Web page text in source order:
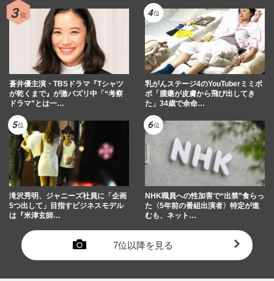
蒼井優主演・TBSドラマ『Tシャツ
が乾くまで』が激バズリ中「“考察
ドラマ”とは一…
乳がんステージ4のYouTuberミミポ
ポ「腫瘍が皮膚から飛び出してき
た」34歳で余命…
滝沢秀明、ジャニーズ社員に「企画
5つ出して」目指すビジネスモデル
は『米津玄師…
NHK職員への性加害で“出禁”食らっ
た〈5年前の番組出演者〉特定が進
むも、ネット…
7位以降を見る